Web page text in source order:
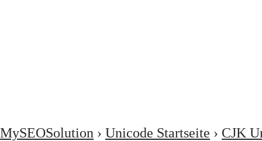
MySEOSolution › Unicode Startseite › CJK